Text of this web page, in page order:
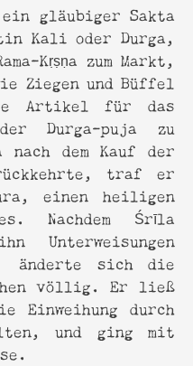
ein gläubiger Sakta
Kali oder Durga,
Kṛṣṇa zum Markt,
Ziegen und Büffel
Artikel für das
Durga-puja zu
nach dem Kauf der
traf er
einen heiligen
Nachdem Śrīla
Unterweisungen
sich die
völlig. Er ließ
durch
und ging mit